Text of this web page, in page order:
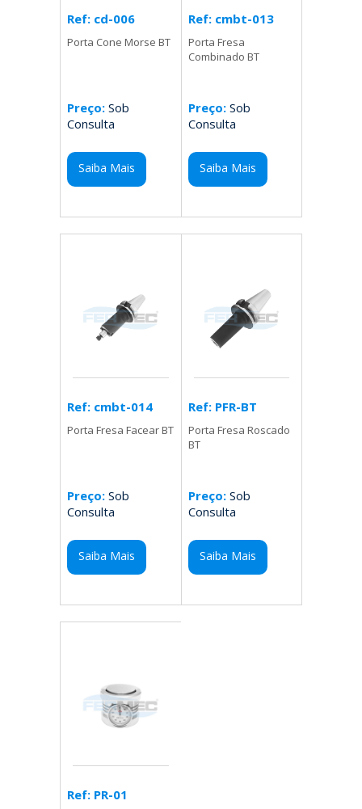
Ref: cd-006
Porta Cone Morse BT
Preço: Sob
Consulta
Saiba Mais
Ref: cmbt-013
Porta Fresa
Combinado BT
Preço:Sob
Consulta
Saiba Mais
Ref: cmbt-014
Porta Fresa Facear BT
Preço: Sob
Consulta
Saiba Mais
Ref: PFR-BT
Porta Fresa Roscado
BT
Preço:Sob
Consulta
Saiba Mais
Ref: PR-01